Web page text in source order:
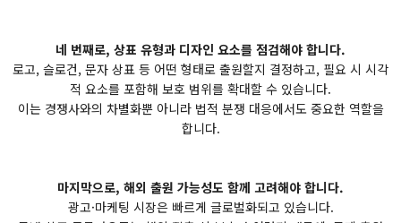
네 번째로, 상표 유형과 디자인 요소를 점검해야 합니다.
로고, 슬로건, 문자 상표 등 어떤 형태로 출원할지 결정하고, 필요 시 시각
적 요소를 포함해 보호 범위를 확대할 수 있습니다.
이는 경쟁사와의 차별화뿐 아니라 법적 분쟁 대응에서도 중요한 역할을
합니다.
마지막으로, 해외 출원 가능성도 함께 고려해야 합니다.
광고·마케팅 시장은 빠르게 글로벌화되고 있습니다.